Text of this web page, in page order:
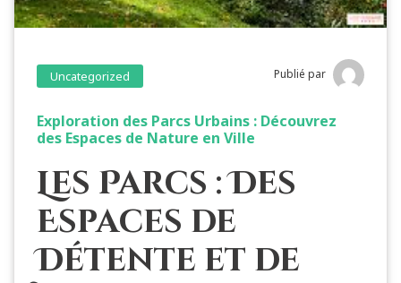
Uncategorized Publié par
Exploration des Parcs Urbains : Découvrez
des Espaces de Nature en Ville
Les Parcs : Des
Espaces de
Détente et de